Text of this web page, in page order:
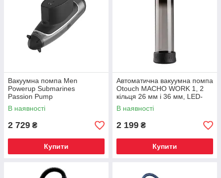
Вакуумна помпа Men
Powerup Submarines
Passion Pump
В наявності
2 729 ₴
Купити
Автоматична вакуумна помпа
Otouch MACHO WORK 1, 2
кільця 26 мм і 36 мм, LED-
індикатор, до 20 см
В наявності
2 199 ₴
Купити